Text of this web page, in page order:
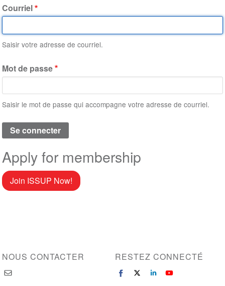
Courriel
Saisir votre adresse de courriel.
Mot de passe
Saisir le mot de passe qui accompagne votre adresse de courriel.
Apply for membership
Join ISSUP Now!
NOUS CONTACTER RESTEZ CONNECTÉ